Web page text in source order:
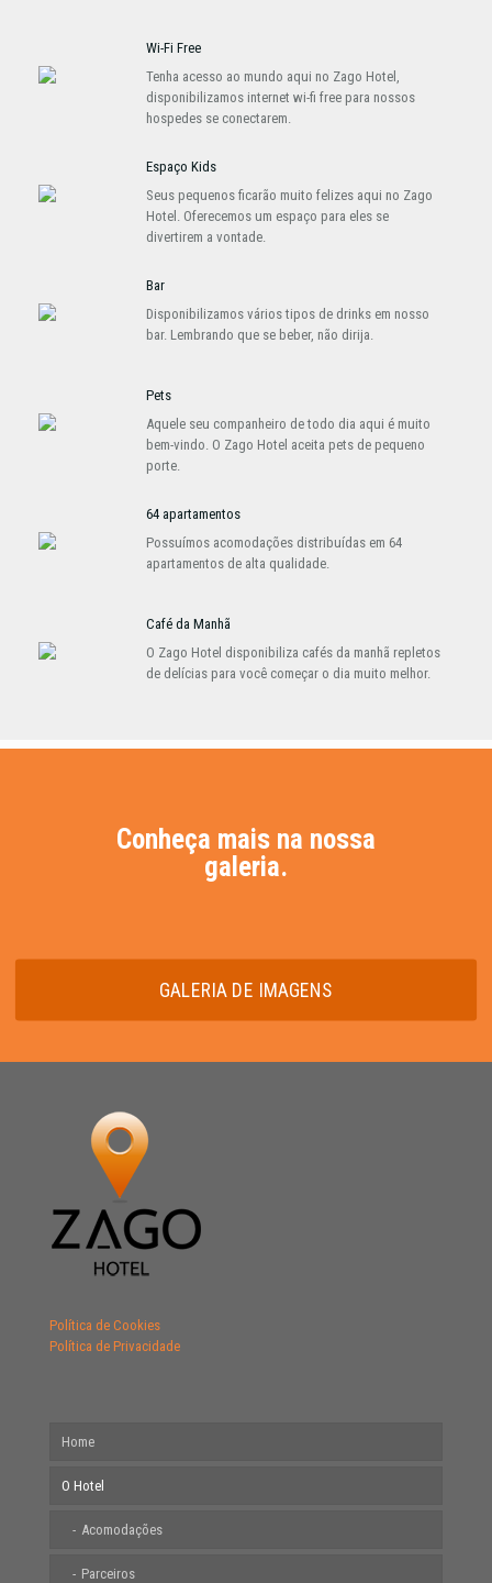
Wi-Fi Free
Tenha acesso ao mundo aqui no Zago Hotel,
disponibilizamos internet wi-fi free para nossos
hospedes se conectarem.
Espaço Kids
Seus pequenos ficarão muito felizes aqui no Zago
Hotel. Oferecemos um espaço para eles se
divertirem a vontade.
Bar
Disponibilizamos vários tipos de drinks em nosso
bar. Lembrando que se beber, não dirija.
Pets
Aquele seu companheiro de todo dia aqui é muito
bem-vindo. O Zago Hotel aceita pets de pequeno
porte.
64 apartamentos
Possuímos acomodações distribuídas em 64
apartamentos de alta qualidade.
Café da Manhã
O Zago Hotel disponibiliza cafés da manhã repletos
de delícias para você começar o dia muito melhor.
Conheça mais na nossa
galeria.
GALERIA DE IMAGENS
Política de Cookies
Política de Privacidade
Home
O Hotel
Acomodações
Parceiros